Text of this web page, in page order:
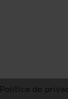
Política de